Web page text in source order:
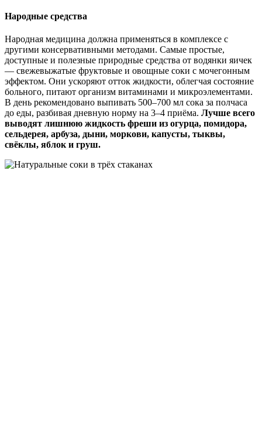
Народные средства
Народная медицина должна применяться в комплексе с
другими консервативными методами. Самые простые,
доступные и полезные природные средства от водянки яичек
— свежевыжатые фруктовые и овощные соки с мочегонным
эффектом. Они ускоряют отток жидкости, облегчая состояние
больного, питают организм витаминами и микроэлементами.
В день рекомендовано выпивать 500–700 мл сока за полчаса
до еды, разбивая дневную норму на 3–4 приёма. Лучше всего
выводят лишнюю жидкость фреши из огурца, помидора,
сельдерея, арбуза, дыни, моркови, капусты, тыквы,
свёклы, яблок и груш.